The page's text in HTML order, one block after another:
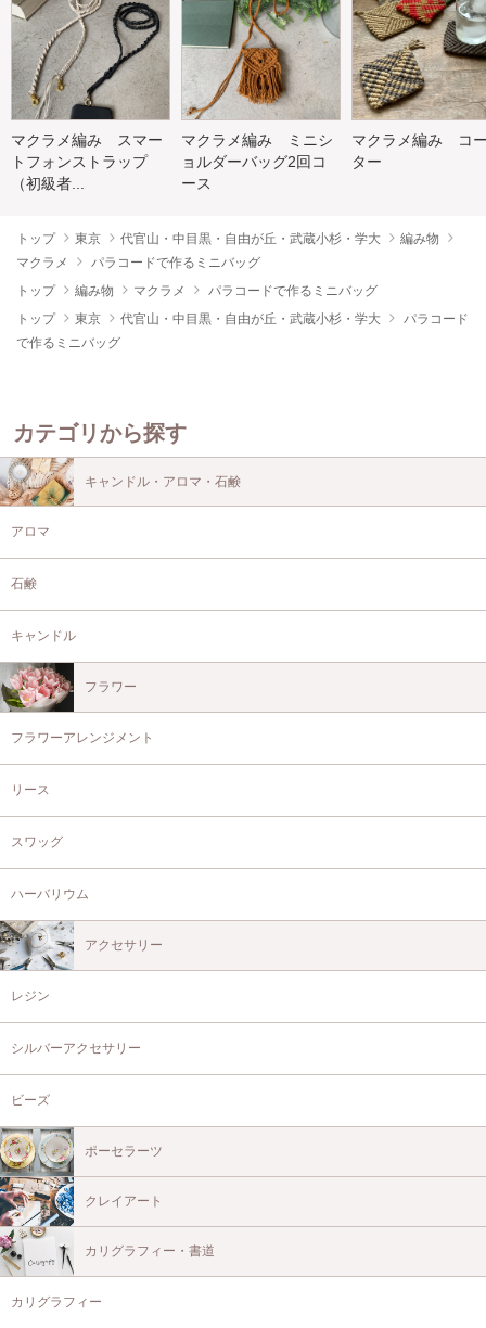
マクラメ編み スマー
トフォンストラップ
（初級者...
マクラメ編み ミニシ
ョルダーバッグ2回コ
ース
マクラメ編み コ
ター
トップ 東京 代官山・中目黒・自由が丘・武蔵小杉・学大
編み物
マクラメ
パラコードで作るミニバッグ
トップ
編み物 マクラメ
パラコードで作るミニバッグ
トップ
東京 代官山・中目黒・自由が丘・武蔵小杉・学大
パラコード
で作るミニバッグ
カテゴリから探す
キャンドル・アロマ・石鹸
アロマ
石鹸
キャンドル
フラワー
フラワーアレンジメント
リース
スワッグ
ハーバリウム
アクセサリー
レジン
シルバーアクセサリー
ビーズ
ポーセラーツ
クレイアート
カリグラフィー・書道
カリグラフィー